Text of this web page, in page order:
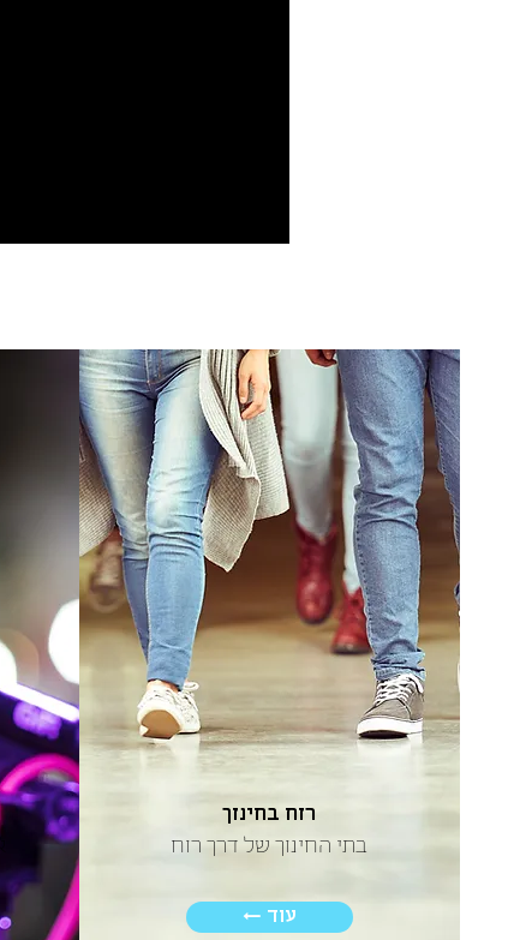
רוח בחינוך
בתי החינוך של דרך רוח
← עוד